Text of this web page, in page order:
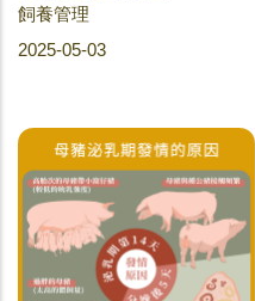
飼養管理
2025-05-03